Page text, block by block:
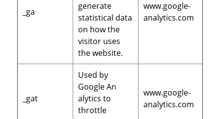
_ga
generate
statistical data
on how the
visitor uses
the website.
www.google-
analytics.com
_gat
Used by
Google An
alytics to
throttle
www.google-
analytics.com